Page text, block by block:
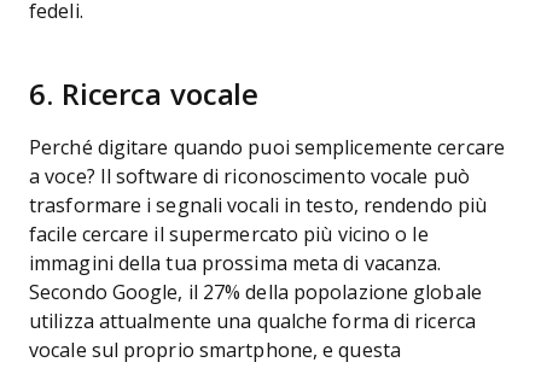
fedeli.
6. Ricerca vocale
Perché digitare quando puoi semplicemente cercare
a voce? Il software di riconoscimento vocale può
trasformare i segnali vocali in testo, rendendo più
facile cercare il supermercato più vicino o le
immagini della tua prossima meta di vacanza.
Secondo Google, il 27% della popolazione globale
utilizza attualmente una qualche forma di ricerca
vocale sul proprio smartphone, e questa